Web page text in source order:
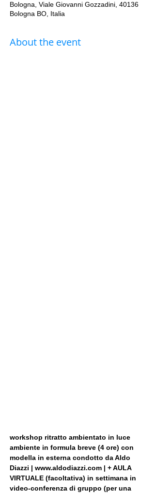
Bologna, Viale Giovanni Gozzadini, 40136
Bologna BO, Italia
About the event
workshop ritratto ambientato in luce
ambiente in formula breve (4 ore) con
modella in esterna condotto da Aldo
Diazzi | www.aldodiazzi.com | + AULA
VIRTUALE (facoltativa) in settimana in
video-conferenza di gruppo (per una